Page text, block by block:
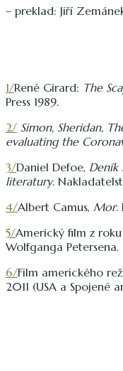
– preklad: Jiří
1/René Girard: The
Press 1989.
2/ Simon, Sheridan,
evaluating the
3/Daniel Defoe, Deník
literatury.
4/Albert Camus, Mor.
5/Americký film z roku
Wolfganga Petersena.
6/Film amerického
2011 (USA a Spojené